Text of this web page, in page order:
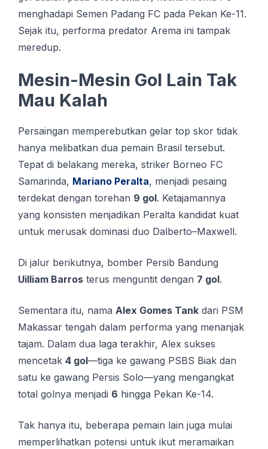
menghadapi Semen Padang FC pada Pekan Ke-11.
Sejak itu, performa predator Arema ini tampak
meredup.
Mesin-Mesin Gol Lain Tak
Mau Kalah
Persaingan memperebutkan gelar top skor tidak
hanya melibatkan dua pemain Brasil tersebut.
Tepat di belakang mereka, striker Borneo FC
Samarinda, Mariano Peralta, menjadi pesaing
terdekat dengan torehan 9 gol. Ketajamannya
yang konsisten menjadikan Peralta kandidat kuat
untuk merusak dominasi duo Dalberto–Maxwell.
Di jalur berikutnya, bomber Persib Bandung
Uilliam Barros terus menguntit dengan 7 gol.
Sementara itu, nama Alex Gomes Tank dari PSM
Makassar tengah dalam performa yang menanjak
tajam. Dalam dua laga terakhir, Alex sukses
mencetak 4 gol—tiga ke gawang PSBS Biak dan
satu ke gawang Persis Solo—yang mengangkat
total golnya menjadi 6 hingga Pekan Ke-14.
Tak hanya itu, beberapa pemain lain juga mulai
memperlihatkan potensi untuk ikut meramaikan